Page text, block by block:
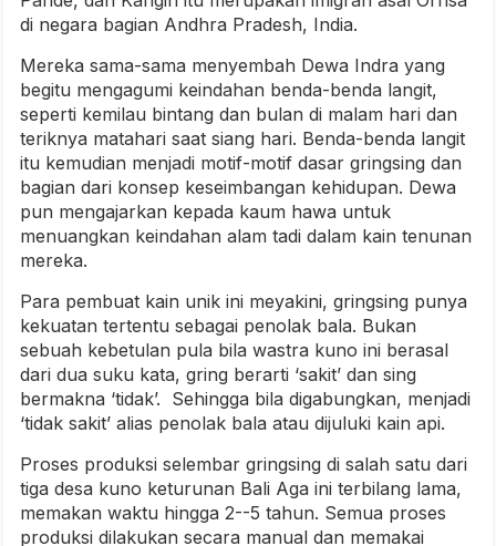
di negara bagian Andhra Pradesh, India.
Mereka sama-sama menyembah Dewa Indra yang
begitu mengagumi keindahan benda-benda langit,
seperti kemilau bintang dan bulan di malam hari dan
teriknya matahari saat siang hari. Benda-benda langit
itu kemudian menjadi motif-motif dasar gringsing dan
bagian dari konsep keseimbangan kehidupan. Dewa
pun mengajarkan kepada kaum hawa untuk
menuangkan keindahan alam tadi dalam kain tenunan
mereka.
Para pembuat kain unik ini meyakini, gringsing punya
kekuatan tertentu sebagai penolak bala. Bukan
sebuah kebetulan pula bila wastra kuno ini berasal
dari dua suku kata, gring berarti ‘sakit’ dan sing
bermakna ‘tidak’. Sehingga bila digabungkan, menjadi
‘tidak sakit’ alias penolak bala atau dijuluki kain api.
Proses produksi selembar gringsing di salah satu dari
tiga desa kuno keturunan Bali Aga ini terbilang lama,
memakan waktu hingga 2--5 tahun. Semua proses
produksi dilakukan secara manual dan memakai